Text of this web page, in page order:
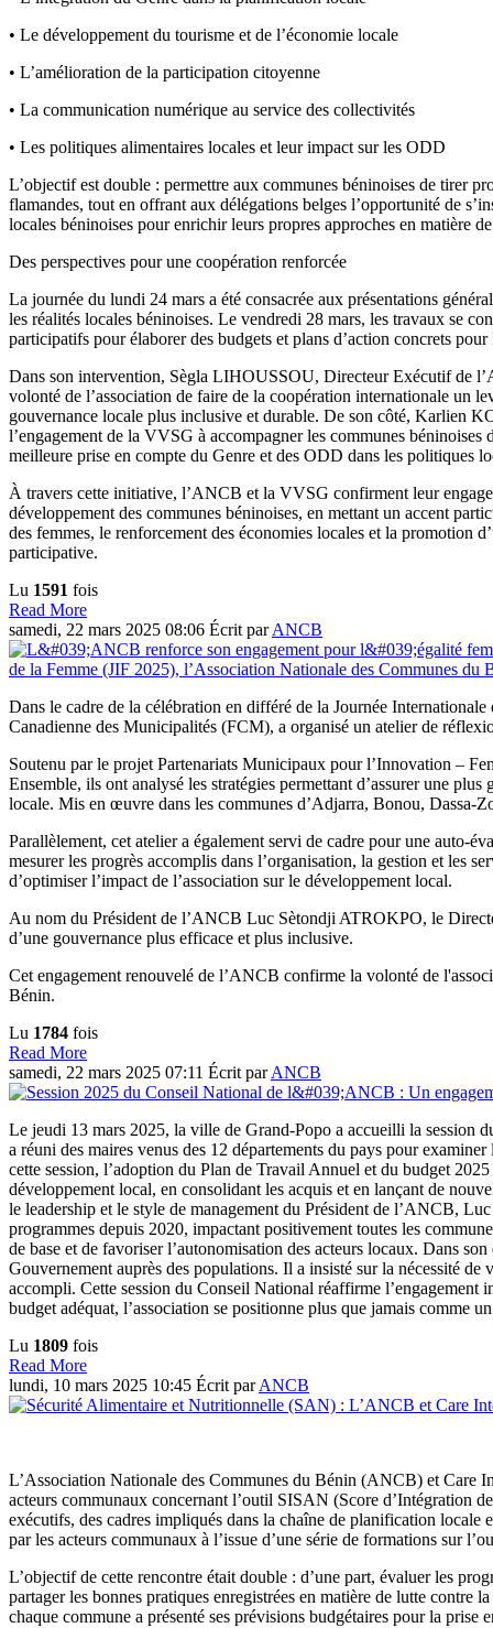
• Le développement du tourisme et de l’économie locale
• L’amélioration de la participation citoyenne
• La communication numérique au service des collectivités
• Les politiques alimentaires locales et leur impact sur les ODD
L’objectif est double : permettre aux communes béninoises de tirer
flamandes, tout en offrant aux délégations belges l’opportunité de
locales béninoises pour enrichir leurs propres approches en matière
Des perspectives pour une coopération renforcée
La journée du lundi 24 mars a été consacrée aux présentations
les réalités locales béninoises. Le vendredi 28 mars, les travaux se
participatifs pour élaborer des budgets et plans d’action concrets
Dans son intervention, Sègla LIHOUSSOU, Directeur Exécutif de
volonté de l’association de faire de la coopération internationale un
gouvernance locale plus inclusive et durable. De son côté, Karlien
l’engagement de la VVSG à accompagner les communes béninoises
meilleure prise en compte du Genre et des ODD dans les politiques
À travers cette initiative, l’ANCB et la VVSG confirment leur
développement des communes béninoises, en mettant un accent
des femmes, le renforcement des économies locales et la promotion
participative.
Lu 1591 fois
Read More
samedi, 22 mars 2025 08:06 Écrit parANCB
Dans le cadre de la célébration en différé de la Journée
Canadienne des Municipalités (FCM), a organisé un atelier de
Soutenu par le projet Partenariats Municipaux pour l’Innovation –
Ensemble, ils ont analysé les stratégies permettant d’assurer une
locale. Mis en œuvre dans les communes d’Adjarra, Bonou,
Parallèlement, cet atelier a également servi de cadre pour une auto-
mesurer les progrès accomplis dans l’organisation, la gestion et les
d’optimiser l’impact de l’association sur le développement local.
Au nom du Président de l’ANCB Luc Sètondji ATROKPO, le
d’une gouvernance plus efficace et plus inclusive.
Cet engagement renouvelé de l’ANCB confirme la volonté de
Bénin.
Lu 1784 fois
Read More
samedi, 22 mars 2025 07:11 Écrit parANCB
Le jeudi 13 mars 2025, la ville de Grand-Popo a accueilli la session
a réuni des maires venus des 12 départements du pays pour
cette session, l’adoption du Plan de Travail Annuel et du budget
développement local, en consolidant les acquis et en lançant de
le leadership et le style de management du Président de l’ANCB,
programmes depuis 2020, impactant positivement toutes les
de base et de favoriser l’autonomisation des acteurs locaux. Dans
Gouvernement auprès des populations. Il a insisté sur la nécessité
accompli. Cette session du Conseil National réaffirme
budget adéquat, l’association se positionne plus que jamais comme
Lu 1809 fois
Read More
lundi, 10 mars 2025 10:45 Écrit parANCB
L’Association Nationale des Communes du Bénin (ANCB) et Care
acteurs communaux concernant l’outil SISAN (Score d’Intégration
exécutifs, des cadres impliqués dans la chaîne de planification
par les acteurs communaux à l’issue d’une série de formations sur
L’objectif de cette rencontre était double : d’une part, évaluer les
partager les bonnes pratiques enregistrées en matière de lutte
chaque commune a présenté ses prévisions budgétaires pour la